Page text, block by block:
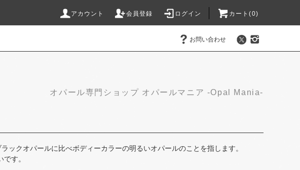
アカウント 会員登録 ログイン カート(0)
お問い合わせ
オパール専門ショップ オパールマニア -Opal Mania-
ックオパールに​比べボディーカラーの​明るい​オパールの​ことを​指します。​
す。